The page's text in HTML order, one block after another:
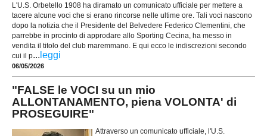
L'U.S. Orbetello 1908 ha diramato un comunicato ufficiale per mettere a
tacere alcune voci che si erano rincorse nelle ultime ore. Tali voci nascono
dopo la notizia che il Presidente del Belvedere Federico Clementini, che
parrebbe in procinto di approdare allo Sporting Cecina, ha messo in
vendita il titolo del club maremmano. E qui ecco le indiscrezioni secondo
cui il p... leggi
06/05/2026
"FALSE le VOCI su un mio
ALLONTANAMENTO, piena VOLONTA' di
PROSEGUIRE"
Attraverso un comunicato ufficiale, l'U.S.